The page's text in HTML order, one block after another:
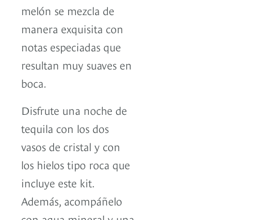
melón se mezcla de
manera exquisita con
notas especiadas que
resultan muy suaves en
boca.
Disfrute una noche de
tequila con los dos
vasos de cristal y con
los hielos tipo roca que
incluye este kit.
Además, acompáñelo